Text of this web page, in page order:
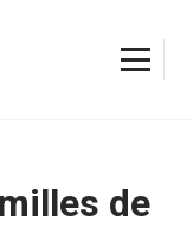
de